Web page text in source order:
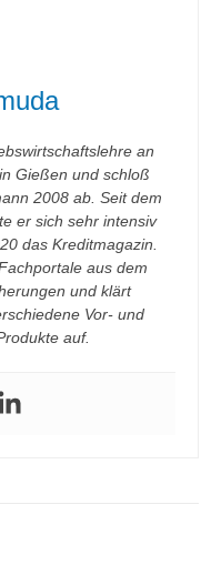
an
Gießen und schloß
2008 ab. Seit dem
er sich sehr intensiv
das Kreditmagazin.
aus dem
und klärt
Vor- und
auf.